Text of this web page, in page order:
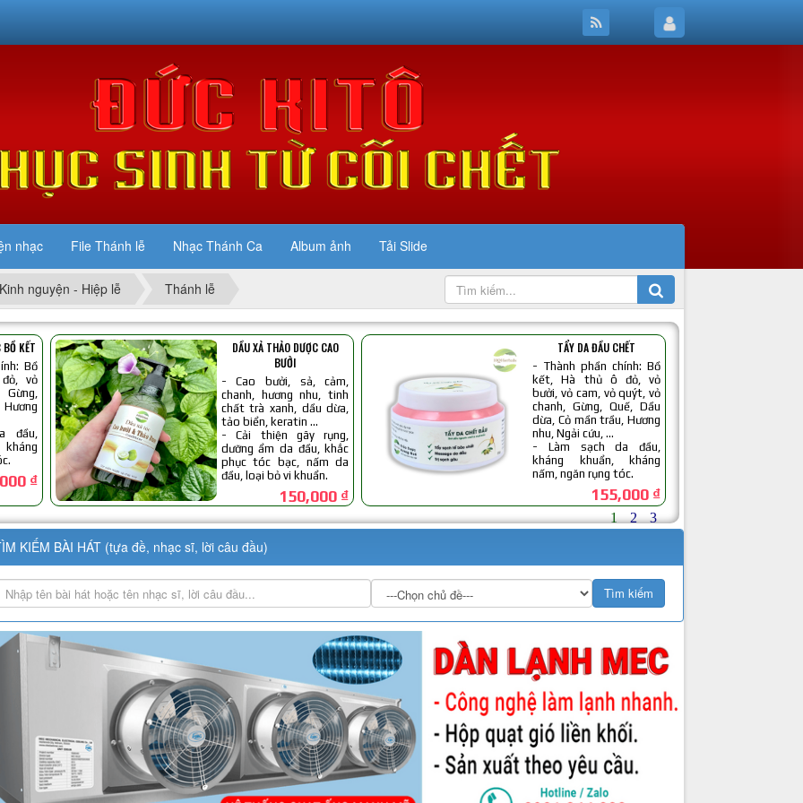
nhạc File Thánh lễ Nhạc Thánh Ca Album ảnh Tải Slide
Kinh nguyện - Hiệp lễ Thánh lễ
KIẾM BÀI HÁT (tựa đề, nhạc sĩ, lời câu đầu)